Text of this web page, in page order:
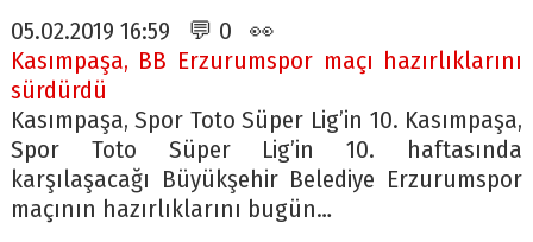
05.02.2019 16:59 💬 0 👀
Kasımpaşa, BB Erzurumspor maçı hazırlıklarını
sürdürdü
Kasımpaşa, Spor Toto Süper Lig’in 10. Kasımpaşa,
Spor Toto Süper Lig’in 10. haftasında
karşılaşacağı Büyükşehir Belediye Erzurumspor
maçının hazırlıklarını bugün…